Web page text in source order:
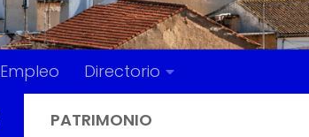
Empleo Directorio
PATRIMONIO